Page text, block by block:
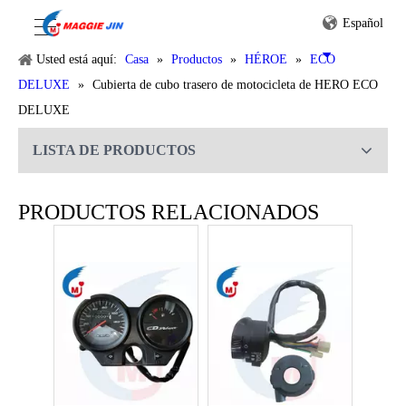
Español
Usted está aquí: Casa » Productos » HÉROE » ECO
DELUXE
» Cubierta de cubo trasero de motocicleta de HERO ECO
DELUXE
LISTA DE PRODUCTOS
PRODUCTOS RELACIONADOS